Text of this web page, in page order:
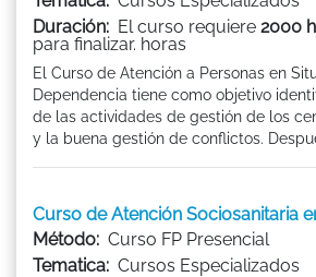
Duración: El curso requiere 2000
para finalizar. horas
El Curso de Atención a Personas en
Dependencia tiene como objetivo
de las actividades de gestión de los
y la buena gestión de conflictos.
Curso de Atención Sociosanitaria
Método: Curso FP Presencial
Tematica: Cursos Especializados